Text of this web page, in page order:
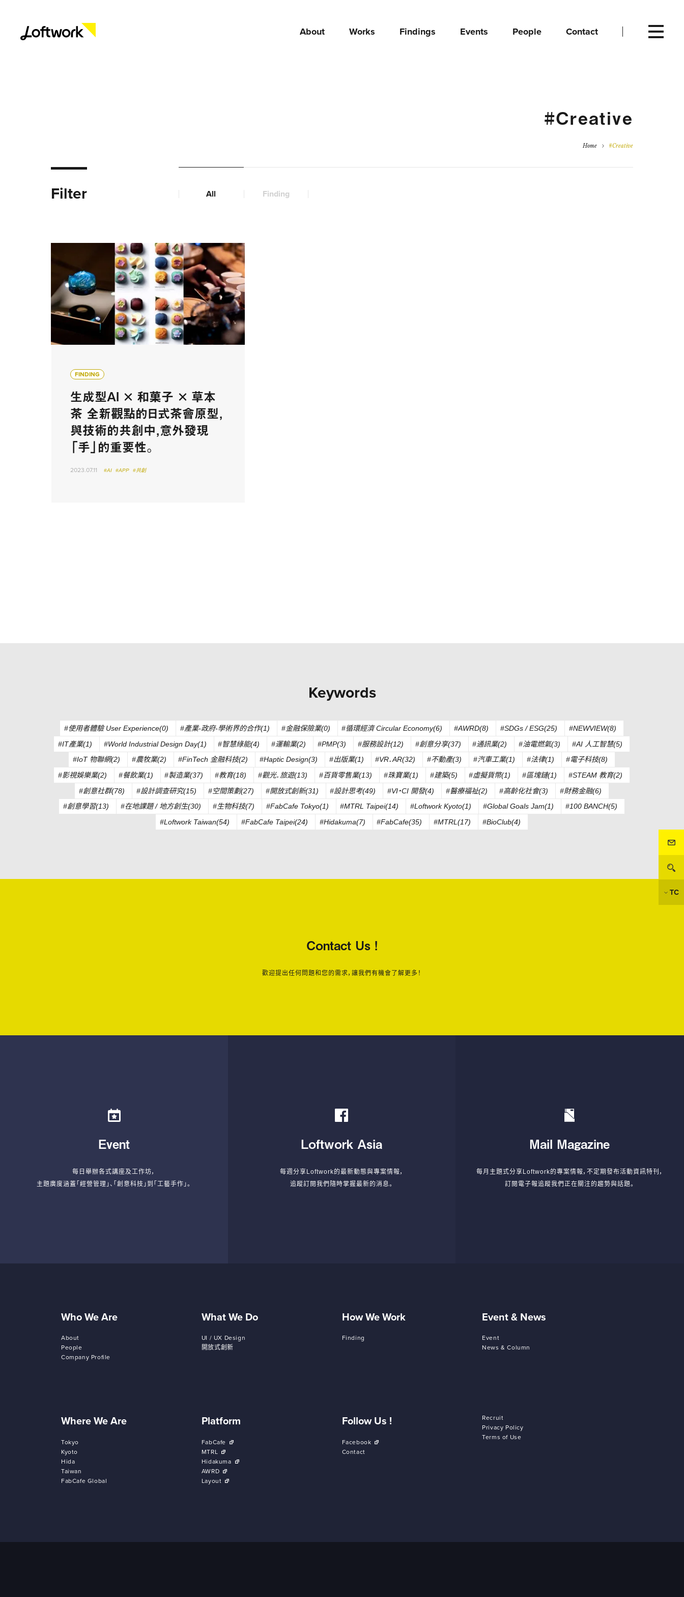
About Works Findings Events People Contact
#Creative
Home #Creative
TC
Filter All Finding
FINDING
生成型AI × 和菓子 × 草本
茶 全新觀點的日式茶會原型，
與技術的共創中，意外發現
「手」的重要性。
2023.07.11 #AI #APP #共創
Keywords
#使用者體驗 User Experience(0) #產業-政府-學術界的合作(1) #金融保險業(0) #循環經濟 Circular Economy(6) #AWRD(8) #SDGs / ESG(25)
#NEWVIEW(8)
#IT產業(1)
#World Industrial Design Day(1) #智慧綠能(4) #運輸業(2) #PMP(3) #服務設計(12) #創意分享(37) #通訊業(2) #油電燃氣(3)
#AI 人工智慧(5)
#IoT 物聯網(2)
#農牧業(2) #FinTech 金融科技(2) #Haptic Design(3) #出版業(1) #VR．AR(32) #不動產(3) #汽車工業(1) #法律(1)
#電子科技(8)
#影視娛樂業(2)
#餐飲業(1) #製造業(37) #教育(18) #觀光．旅遊(13) #百貨零售業(13) #珠寶業(1) #建築(5) #虛擬貨幣(1) #區塊鏈(1)
#STEAM 教育(2)
#創意社群(78)
#設計調查研究(15) #空間策劃(27) #開放式創新(31) #設計思考(49) #VI・CI 開發(4) #醫療福祉(2) #高齡化社會(3)
#財務金融(6)
#創意學習(13)
#在地課題 / 地方創生(30) #生物科技(7) #FabCafe Tokyo(1) #MTRL Taipei(14) #Loftwork Kyoto(1) #Global Goals Jam(1)
#100 BANCH(5)
#Loftwork Taiwan(54)
#FabCafe Taipei(24) #Hidakuma(7) #FabCafe(35) #MTRL(17) #BioClub(4)
Contact Us !
歡迎提出任何問題和您的需求，讓我們有機會了解更多！
Event
每日舉辦各式講座及工作坊，
主題廣度涵蓋「經營管理」、「創意科技」到「工藝手作」。
Loftwork Asia
每週分享Loftwork的最新動態與專案情報，
追蹤訂閱我們隨時掌握最新的消息。
Mail Magazine
每月主題式分享Loftwork的專案情報，不定期發布活動資訊特刊，
訂閱電子報追蹤我們正在關注的趨勢與話題。
Who We Are
About
People
Company Profile
What We Do
UI / UX Design
開放式創新
How We Work
Finding
Event & News
Event
News & Column
Where We Are
Tokyo
Kyoto
Hida
Taiwan
FabCafe Global
Platform
FabCafe
MTRL
Hidakuma
AWRD
Layout
Follow Us !
Facebook
Contact
Recruit
Privacy Policy
Terms of Use